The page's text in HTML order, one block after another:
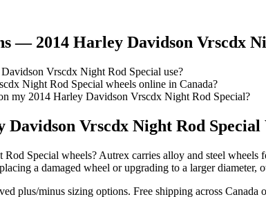
— 2014 Harley Davidson Vrscdx
Vrscdx Night Rod Special use?
Night Rod Special wheels online in Canada?
my 2014 Harley Davidson Vrscdx Night Rod Special?
Davidson Vrscdx Night Rod Special
Rod Special wheels? Autrex carries alloy and steel wheels
a damaged wheel or upgrading to a larger diameter,
plus/minus sizing options. Free shipping across